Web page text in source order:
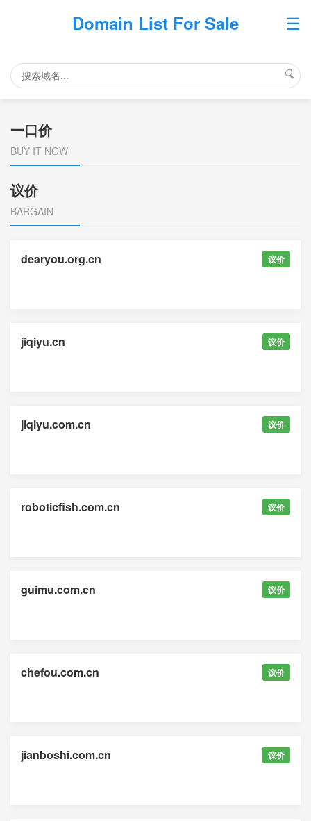
Domain List For Sale ☰
🔍
一口价
BUY IT NOW
议价
BARGAIN
dearyou.org.cn 议价
jiqiyu.cn 议价
jiqiyu.com.cn 议价
roboticfish.com.cn 议价
guimu.com.cn 议价
chefou.com.cn 议价
jianboshi.com.cn 议价